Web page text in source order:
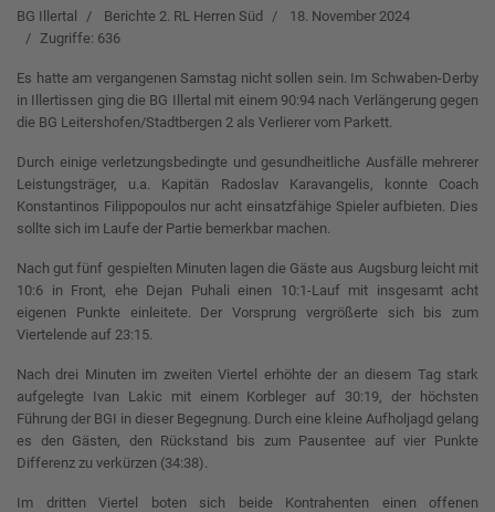
BG Illertal Berichte 2. RL Herren Süd
18. November 2024
Zugriffe: 636
Es hatte am vergangenen Samstag nicht sollen sein. Im Schwaben-Derby
in Illertissen ging die BG Illertal mit einem 90:94 nach Verlängerung gegen
die BG Leitershofen/Stadtbergen 2 als Verlierer vom Parkett.
Durch einige verletzungsbedingte und gesundheitliche Ausfälle mehrerer
Leistungsträger, u.a. Kapitän Radoslav Karavangelis, konnte Coach
Konstantinos Filippopoulos nur acht einsatzfähige Spieler aufbieten. Dies
sollte sich im Laufe der Partie bemerkbar machen.
Nach gut fünf gespielten Minuten lagen die Gäste aus Augsburg leicht mit
10:6 in Front, ehe Dejan Puhali einen 10:1-Lauf mit insgesamt acht
eigenen Punkte einleitete. Der Vorsprung vergrößerte sich bis zum
Viertelende auf 23:15.
Nach drei Minuten im zweiten Viertel erhöhte der an diesem Tag stark
aufgelegte Ivan Lakic mit einem Korbleger auf 30:19, der höchsten
Führung der BGI in dieser Begegnung. Durch eine kleine Aufholjagd gelang
es den Gästen, den Rückstand bis zum Pausentee auf vier Punkte
Differenz zu verkürzen (34:38).
Im dritten Viertel boten sich beide Kontrahenten einen offenen